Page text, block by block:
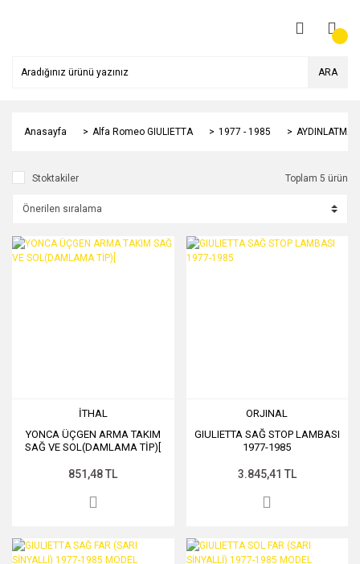
ARA
Anasayfa Alfa Romeo GIULIETTA 1977 - 1985 AYDINLATMA
Stoktakiler Toplam 5 ürün
İTHAL
YONCA ÜÇGEN ARMA TAKIM
SAĞ VE SOL(DAMLAMA TİP)[
851,48 TL
ORJINAL
GIULIETTA SAĞ STOP LAMBASI
1977-1985
3.845,41 TL